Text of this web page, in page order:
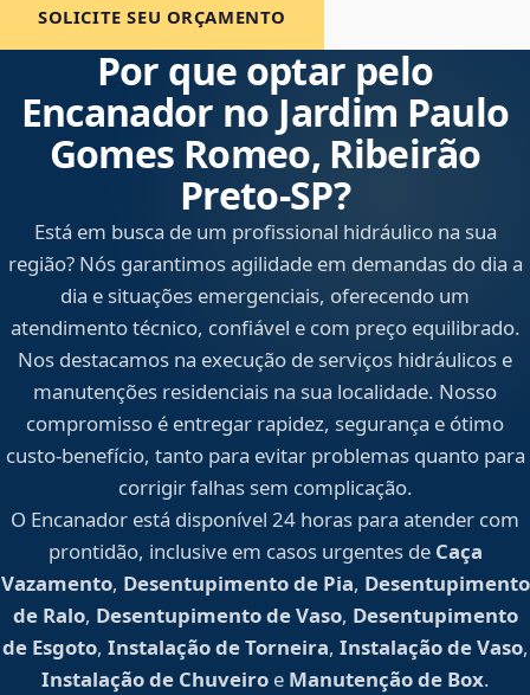
SOLICITE SEU ORÇAMENTO
Por que optar pelo
Encanador no Jardim Paulo
Gomes Romeo, Ribeirão
Preto‑SP?
Está em busca de um profissional hidráulico na sua
região? Nós garantimos agilidade em demandas do dia a
dia e situações emergenciais, oferecendo um
atendimento técnico, confiável e com preço equilibrado.
Nos destacamos na execução de serviços hidráulicos e
manutenções residenciais na sua localidade. Nosso
compromisso é entregar rapidez, segurança e ótimo
custo-benefício, tanto para evitar problemas quanto para
corrigir falhas sem complicação.
O Encanador está disponível 24 horas para atender com
prontidão, inclusive em casos urgentes de Caça
Vazamento, Desentupimento de Pia, Desentupimento
de Ralo, Desentupimento de Vaso, Desentupimento
de Esgoto, Instalação de Torneira, Instalação de Vaso,
Instalação de Chuveiroe Manutenção de Box.